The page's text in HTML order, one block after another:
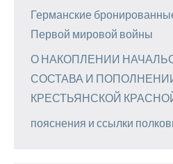
Германские
Первой мировой войны
О НАКОПЛЕНИИ
СОСТАВА И
КРЕСТЬЯНСКОЙ
пояснения и ссылки